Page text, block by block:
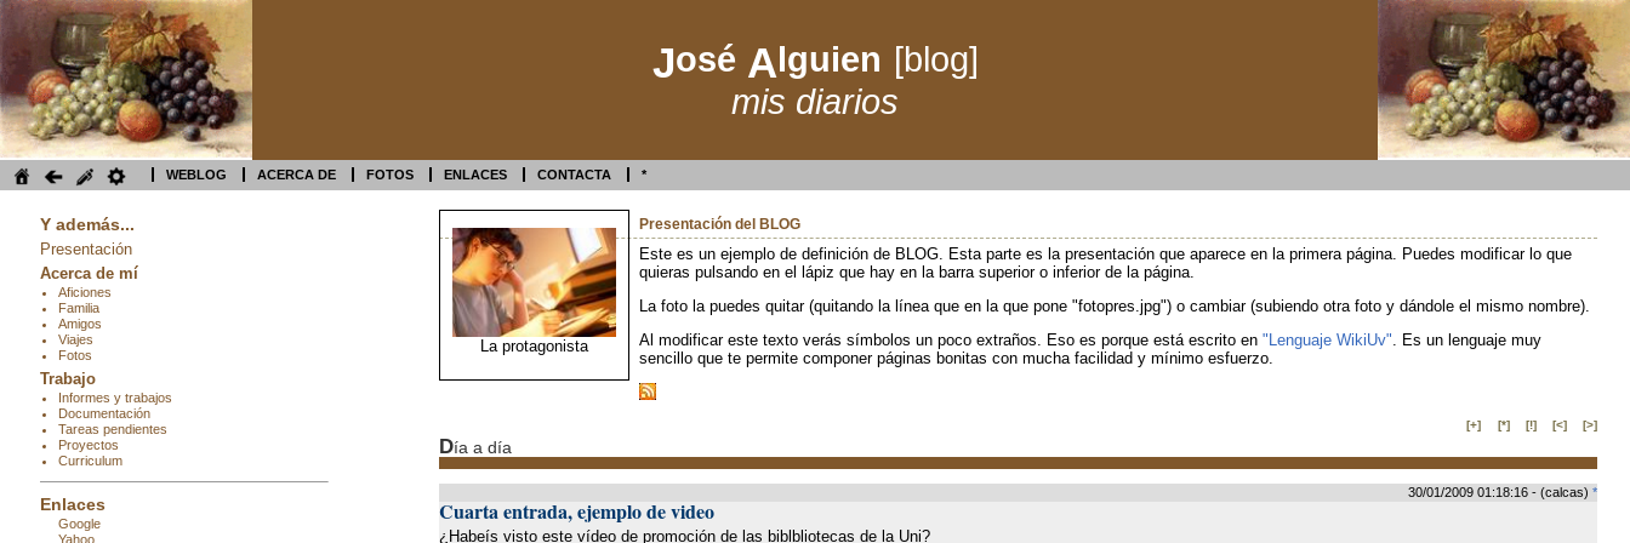
José Alguien [blog]
mis diarios
WEBLOG ACERCA DE FOTOS ENLACES CONTACTA *
Y además...
Presentación
Acerca de mí
Aficiones
Familia
Amigos
Viajes
Fotos
Trabajo
Informes y trabajos
Documentación
Tareas pendientes
Proyectos
Curriculum
Enlaces
Google
Yahoo
La protagonista
Presentación del BLOG
Este es un ejemplo de definición de BLOG. Esta parte es la presentación que aparece en la primera página. Puedes modificar lo que
quieras pulsando en el lápiz que hay en la barra superior o inferior de la página.
La foto la puedes quitar (quitando la línea que en la que pone "fotopres.jpg") o cambiar (subiendo otra foto y dándole el mismo nombre).
Al modificar este texto verás símbolos un poco extraños. Eso es porque está escrito en "Lenguaje WikiUv" . Es un lenguaje muy
sencillo que te permite componer páginas bonitas con mucha facilidad y mínimo esfuerzo.
[+] [*] [!] [<] [>]
Día a día
30/01/2009 01:18:16 - (calcas) *
Cuarta entrada, ejemplo de video
¿Habeís visto este vídeo de promoción de las biblbliotecas de la Uni?